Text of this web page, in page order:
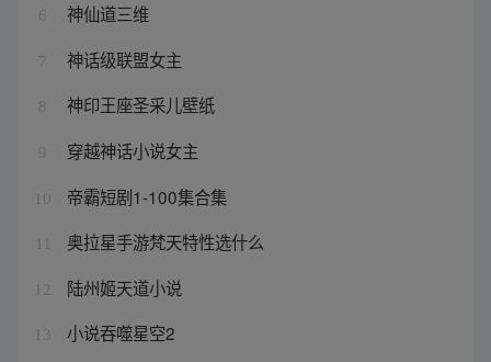
6 神仙道三维
7 神话级联盟女主
8 神印王座圣采儿壁纸
9 穿越神话小说女主
10 帝霸短剧1-100集合集
奥拉星手游梵天特性选什么
12 陆州姬天道小说
13 小说吞噬星空2